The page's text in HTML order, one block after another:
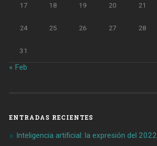
17 18 19 20 21
24 25 26 27 28
31
« Feb
ENTRADAS RECIENTES
Inteligencia artificial: la expresión del 2022